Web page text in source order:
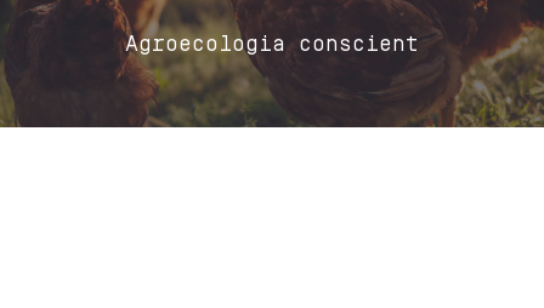
Carret
Agroecologia conscient